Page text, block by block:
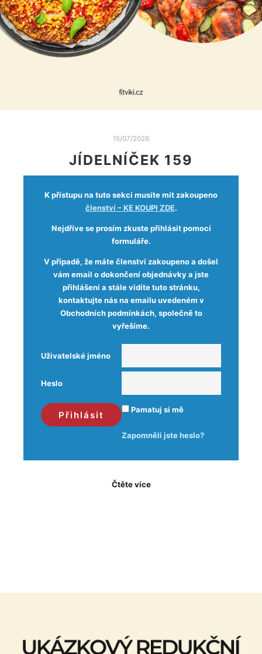
15/07/2026
JÍDELNÍČEK 159
K přístupu na tuto sekci musíte mít zakoupeno
členství – KE KOUPI ZDE.
Nejdříve se prosím zkuste přihlásit pomocí
formuláře.
V případě, že máte členství zakoupeno a došel
vám email o dokončení objednávky a jste
přihlášeni a stále vidíte tuto stránku,
kontaktujte nás na emailu uvedeném v
Obchodních podmínkách, společně to
vyřešíme.
Uživatelské jméno
Heslo
Pamatuj si mě
Zapomněli jste heslo?
Čtěte více